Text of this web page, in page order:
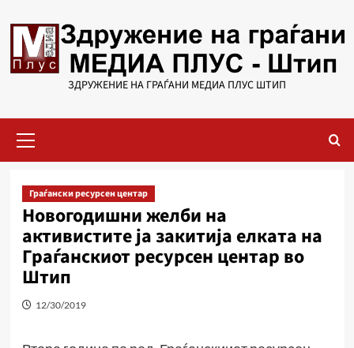
to
content
ЗДРУЖЕНИЕ НА ГРАЃАНИ МЕДИА ПЛУС ШТИП
Menu
Граѓански ресурсен центар
Новогодишни желби на
активистите ја закитија елката на
Граѓанскиот ресурсен центар во
Штип
12/30/2019